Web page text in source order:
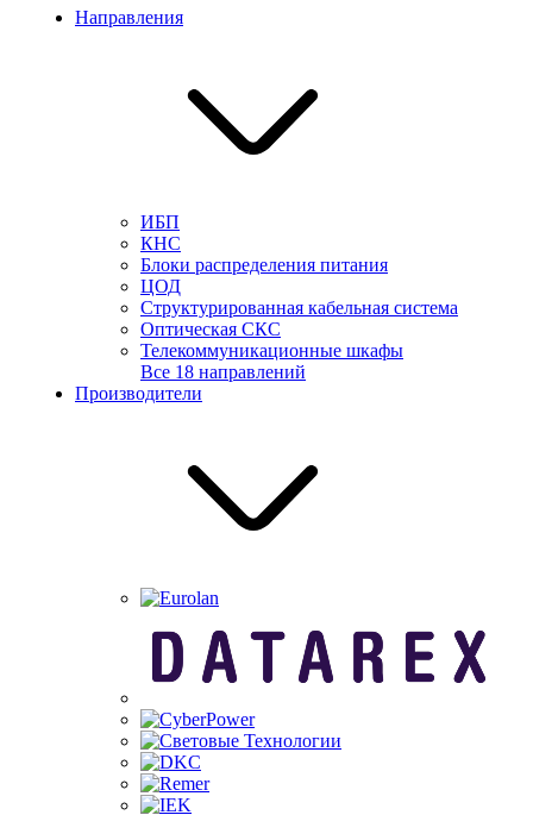
Направления
ИБП
КНС
Блоки распределения питания
ЦОД
Структурированная кабельная система
Оптическая СКС
Телекоммуникационные шкафы
Все 18 направлений
Производители